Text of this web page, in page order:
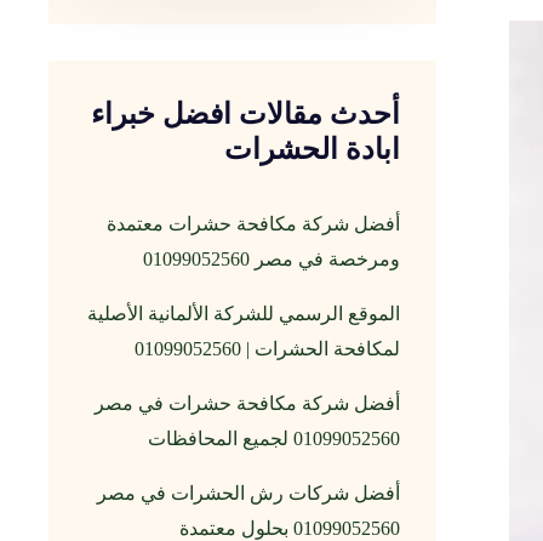
أحدث مقالات افضل خبراء
ابادة الحشرات
أفضل شركة مكافحة حشرات معتمدة
ومرخصة في مصر 01099052560
الموقع الرسمي للشركة الألمانية الأصلية
لمكافحة الحشرات | 01099052560
أفضل شركة مكافحة حشرات في مصر
01099052560 لجميع المحافظات
أفضل شركات رش الحشرات في مصر
01099052560 بحلول معتمدة